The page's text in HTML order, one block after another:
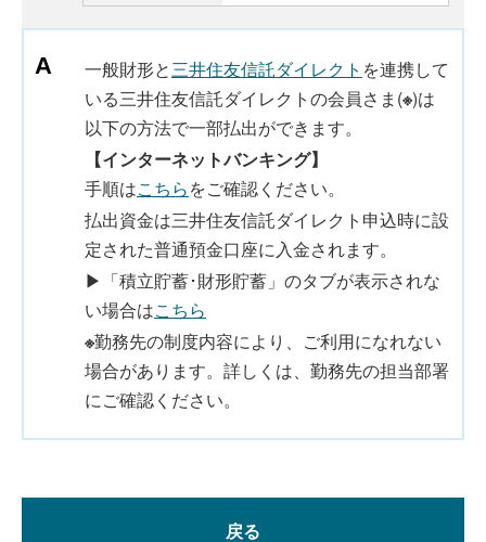
一般財形と三井住友信託ダイレクト を連携して
いる三井住友信託ダイレクトの会員さま(※)は
以下の方法で一部払出ができます。
【インターネットバンキング】
手順はこちらをご確認ください。
払出資金は三井住友信託ダイレクト申込時に設
定された普通預金口座に入金されます。
▶「積立貯蓄･財形貯蓄」のタブが表示されな
い場合はこちら
※勤務先の制度内容により、ご利用になれない
場合があります。詳しくは、勤務先の担当部署
にご確認ください。
戻る